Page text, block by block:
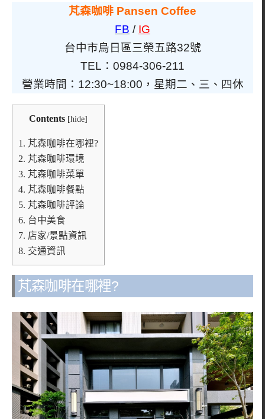
芃森咖啡 Pansen Coffee
FB / IG
台中市烏日區三榮五路32號
TEL：0984-306-211
營業時間：12:30~18:00，星期二、三、四休
Contents [hide]
1. 芃森咖啡在哪裡?
2. 芃森咖啡環境
3. 芃森咖啡菜單
4. 芃森咖啡餐點
5. 芃森咖啡評論
6. 台中美食
7. 店家/景點資訊
8. 交通資訊
芃森咖啡在哪裡?